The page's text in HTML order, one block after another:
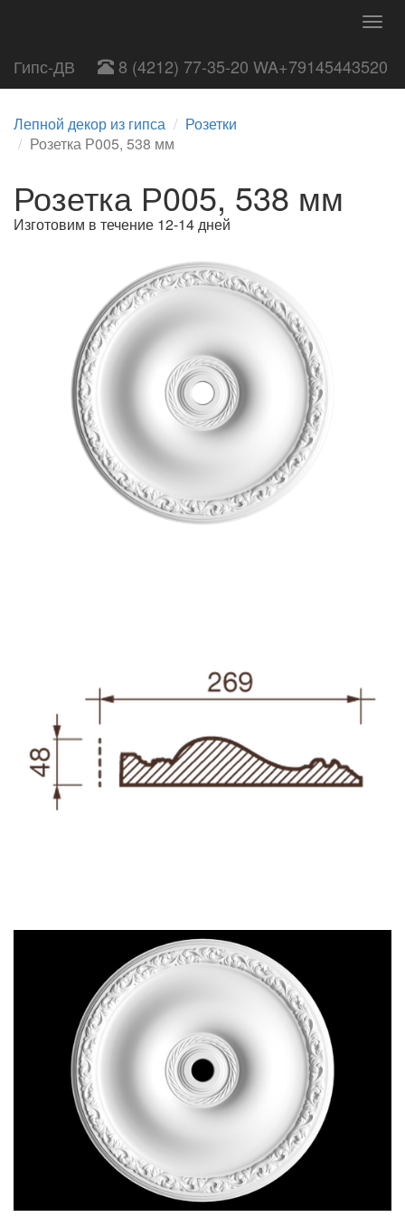
Гипс-ДВ 8 (4212) 77-35-20 WA+79145443520
Лепной декор из гипса
Розетки
Розетка Р005, 538 мм
Розетка Р005, 538 мм
Изготовим в течение 12-14 дней